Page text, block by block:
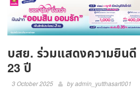
บสย. ร่วมแสดงความยิน
23 ปี
3 October 2025 byadmin_yutthasart001